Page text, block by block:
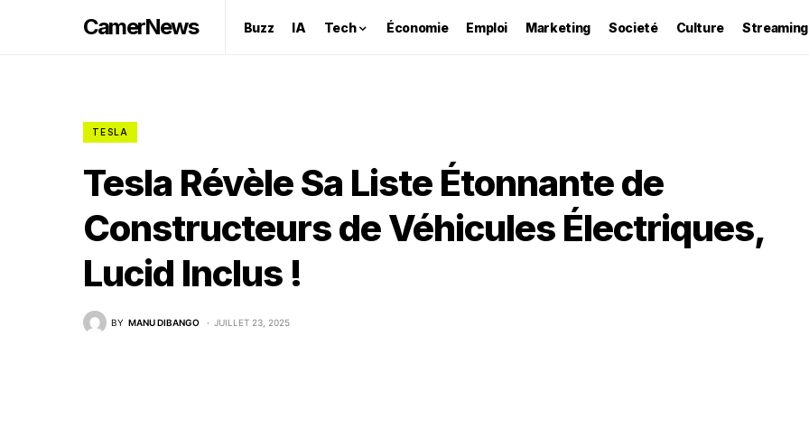
CamerNews Buzz IA Tech Économie Emploi Marketing Societé Culture Streaming
TESLA
Tesla Révèle Sa Liste Étonnante de
Constructeurs de Véhicules Électriques,
Lucid Inclus !
BY MANU DIBANGO JUILLET 23, 2025